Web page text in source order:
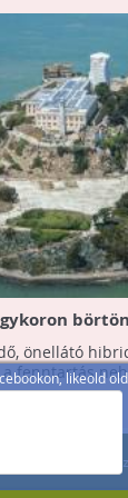
likeold
önellátó
fenntartás